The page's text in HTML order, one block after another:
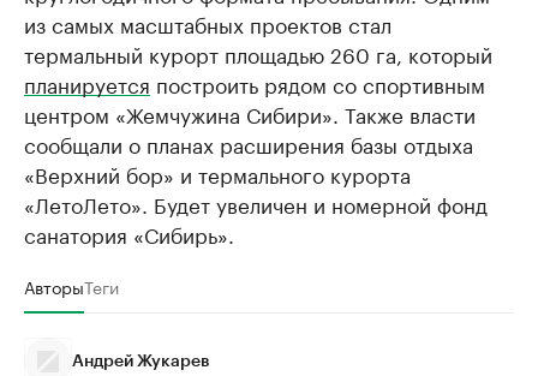
из самых масштабных проектов стал
термальный курорт площадью 260 га, который
планируется построить рядом со спортивным
центром «Жемчужина Сибири». Также власти
сообщали о планах расширения базы отдыха
«Верхний бор» и термального курорта
«ЛетоЛето». Будет увеличен и номерной фонд
санатория «Сибирь».
АвторыТеги
Андрей Жукарев